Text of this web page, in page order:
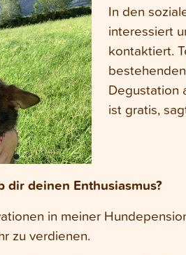
In den
interessiert
kontaktiert.
Degustation
ist gratis,
dir deinen Enthusiasmus?
in meiner
zu verdienen.